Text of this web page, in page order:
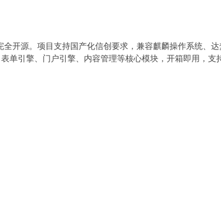
开源。项目支持国产化信创要求，兼容麒麟操作系统、
单引擎、门户引擎、内容管理等核心模块，开箱即用，支